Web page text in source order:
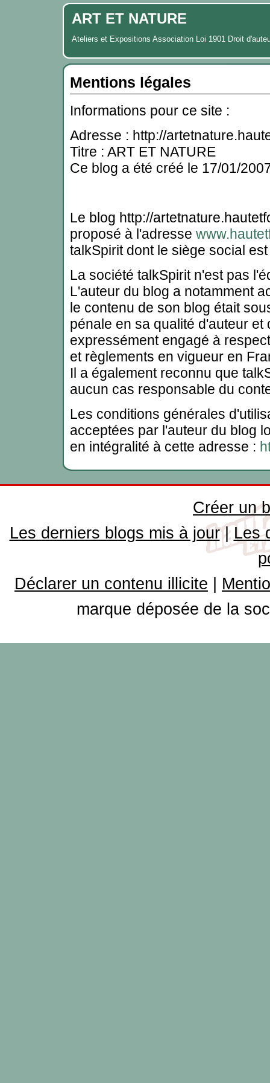
ART ET NATURE
Ateliers et Expositions Association Loi 1901 Droit
Mentions légales
Informations pour ce site :
Adresse : http://
Titre : ART ET NATURE
Ce blog a été créé le 17/01/
Le blog http://
proposé à l'adresse
talkSpirit dont le siège social
La société talkSpirit n'est pas
L'auteur du blog a notamment
le contenu de son blog était
pénale en sa qualité d'auteur
expressément engagé à
et règlements en vigueur en
Il a également reconnu que
aucun cas responsable du
Les conditions générales
acceptées par l'auteur du blog
en intégralité à cette adresse :
Créer un
Les derniers blogs mis à jour| Les
Déclarer un contenu illicite
marque déposée de la